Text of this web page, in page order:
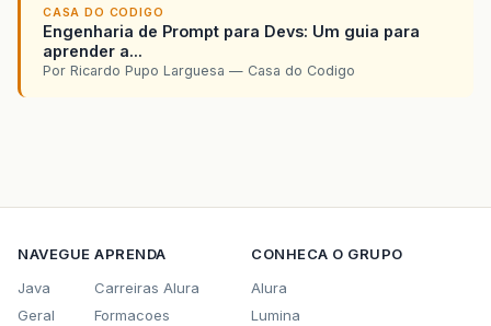
CASA DO CODIGO
Engenharia de Prompt para Devs: Um guia para
aprender a...
Por Ricardo Pupo Larguesa — Casa do Codigo
NAVEGUE
Java
Geral
APRENDA
Carreiras Alura
Formacoes
CONHECA O GRUPO
Alura
Lumina